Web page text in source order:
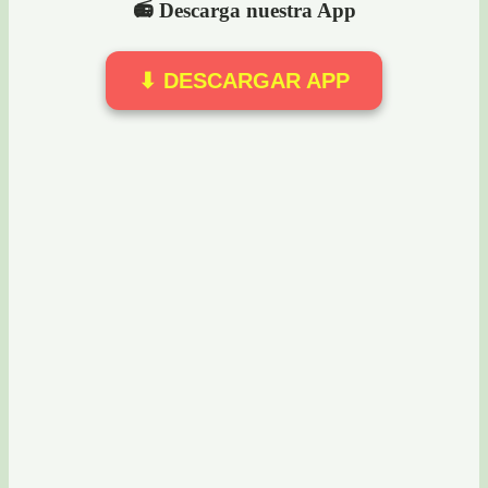
📻 Descarga nuestra App
⬇ DESCARGAR APP